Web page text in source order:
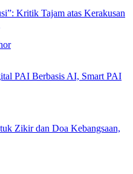
Kritik Tajam atas Kerakusan
PAI Berbasis AI, Smart PAI
Zikir dan Doa Kebangsaan,